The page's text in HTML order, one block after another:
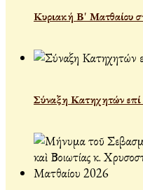
Κυριακή Β' Ματθαίου
Σύναξη Κατηχητών επί